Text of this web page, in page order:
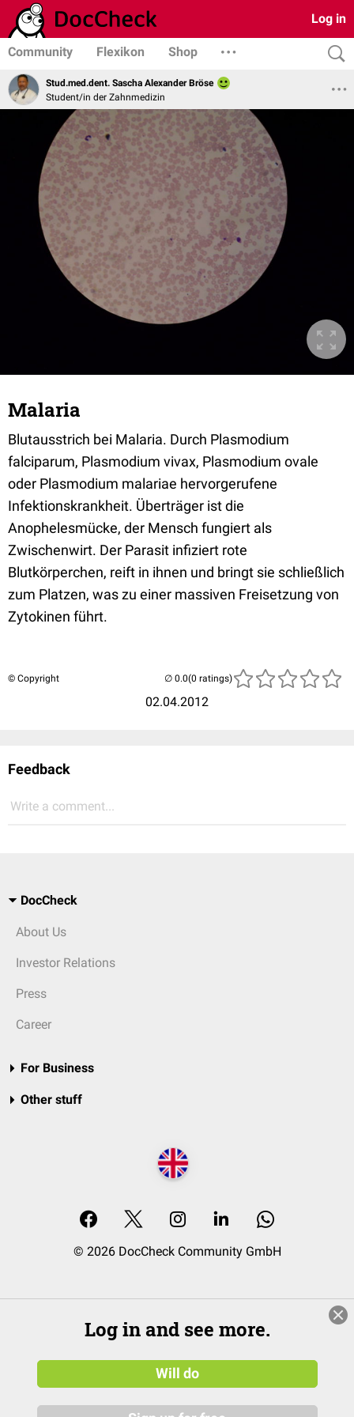
Log in
Community Flexikon Shop
Stud.med.dent. Sascha Alexander Bröse
Student/in der Zahnmedizin
Malaria
Blutausstrich bei Malaria. Durch Plasmodium
falciparum, Plasmodium vivax, Plasmodium ovale
oder Plasmodium malariae hervorgerufene
Infektionskrankheit. Überträger ist die
Anophelesmücke, der Mensch fungiert als
Zwischenwirt. Der Parasit infiziert rote
Blutkörperchen, reift in ihnen und bringt sie schließlich
zum Platzen, was zu einer massiven Freisetzung von
Zytokinen führt.
© Copyright
02.04.2012
(0 ratings)
Feedback
Write a comment...
DocCheck
About Us
Investor Relations
Press
Career
For Business
Other stuff
© 2026 DocCheck Community GmbH
Log in and see more.
Will do